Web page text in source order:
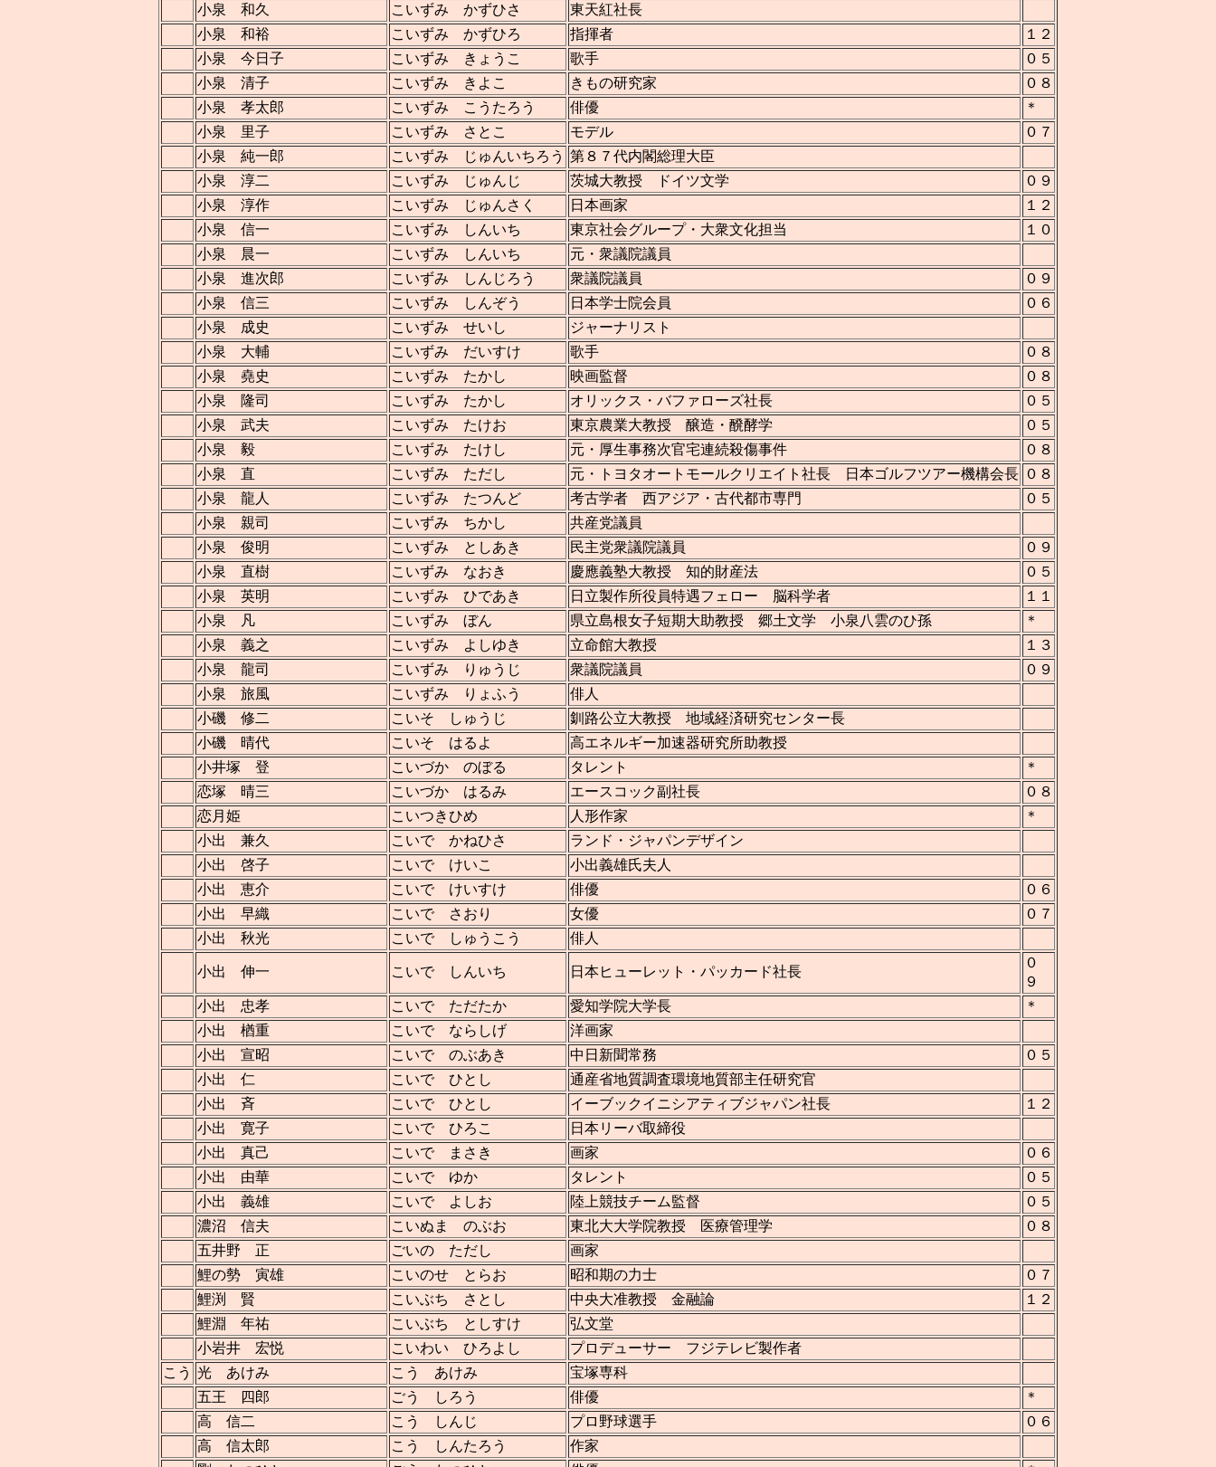
小泉 和久
こいずみ かずひさ
東天紅社長
小泉 和裕
こいずみ かずひろ 指揮者
１２
小泉 今日子
こいずみ きょうこ 歌手
０５
小泉 清子
こいずみ きよこ きもの研究家
０８
小泉 孝太郎
こいずみ こうたろう 俳優
＊
小泉 里子
こいずみ さとこ モデル
０７
小泉 純一郎
こいずみ じゅんいちろう 第８７代内閣総理大臣
小泉 淳二
こいずみ じゅんじ 茨城大教授 ドイツ文学
０９
小泉 淳作
こいずみ じゅんさく 日本画家
１２
小泉 信一
こいずみ しんいち 東京社会グループ・大衆文化担当
１０
小泉 晨一
こいずみ しんいち
元・衆議院議員
小泉 進次郎
こいずみ しんじろう 衆議院議員
０９
小泉 信三
こいずみ しんぞう 日本学士院会員
０６
小泉 成史
こいずみ せいし
ジャーナリスト
小泉 大輔
こいずみ だいすけ 歌手
０８
小泉 堯史
こいずみ たかし 映画監督
０８
小泉 隆司
こいずみ たかし オリックス・バファローズ社長
０５
小泉 武夫
こいずみ たけお 東京農業大教授 醸造・醗酵学
０５
小泉 毅
こいずみ たけし 元・厚生事務次官宅連続殺傷事件
０８
小泉 直
こいずみ ただし 元・トヨタオートモールクリエイト社長 日本ゴルフツアー機構会長 ０８
小泉 龍人
こいずみ たつんど 考古学者 西アジア・古代都市専門
０５
小泉 親司
こいずみ ちかし
共産党議員
小泉 俊明
こいずみ としあき 民主党衆議院議員
０９
小泉 直樹
こいずみ なおき 慶應義塾大教授 知的財産法
０５
小泉 英明
こいずみ ひであき 日立製作所役員特遇フェロー 脳科学者
１１
小泉 凡
こいずみ ぼん 県立島根女子短期大助教授 郷土文学 小泉八雲のひ孫
＊
小泉 義之
こいずみ よしゆき 立命館大教授
１３
小泉 龍司
こいずみ りゅうじ 衆議院議員
０９
小泉 旅風
こいずみ りょふう
俳人
小磯 修二
こいそ しゅうじ
釧路公立大教授 地域経済研究センター長
小磯 晴代
こいそ はるよ
高エネルギー加速器研究所助教授
小井塚 登
こいづか のぼる タレント
＊
恋塚 晴三
こいづか はるみ エースコック副社長
０８
恋月姫
こいつきひめ 人形作家
＊
小出 兼久
こいで かねひさ
ランド・ジャパンデザイン
小出 啓子
こいで けいこ
小出義雄氏夫人
小出 恵介
こいで けいすけ 俳優
０６
小出 早織
こいで さおり 女優
０７
小出 秋光
こいで しゅうこう 俳人
小出 伸一 こいで しんいち 日本ヒューレット・パッカード社長
０
９
小出 忠孝
こいで ただたか 愛知学院大学長
＊
小出 楢重
こいで ならしげ
洋画家
小出 宣昭
こいで のぶあき 中日新聞常務
０５
小出 仁
こいで ひとし
通産省地質調査環境地質部主任研究官
小出 斉
こいで ひとし イーブックイニシアティブジャパン社長
１２
小出 寛子
こいで ひろこ
日本リーバ取締役
小出 真己
こいで まさき 画家
０６
小出 由華
こいで ゆか タレント
０５
小出 義雄
こいで よしお 陸上競技チーム監督
０５
濃沼 信夫
こいぬま のぶお 東北大大学院教授 医療管理学
０８
五井野 正
ごいの ただし
画家
鯉の勢 寅雄
こいのせ とらお 昭和期の力士
０７
鯉渕 賢
こいぶち さとし 中央大准教授 金融論
１２
鯉淵 年祐
こいぶち としすけ
弘文堂
小岩井 宏悦
こいわい ひろよし
プロデューサー フジテレビ製作者
こう 光 あけみ こう あけみ
宝塚専科
五王 四郎
ごう しろう 俳優
＊
高 信二
こう しんじ プロ野球選手
０６
高 信太郎
こう しんたろう
作家